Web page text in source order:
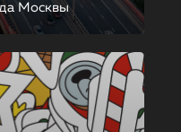
Москвы